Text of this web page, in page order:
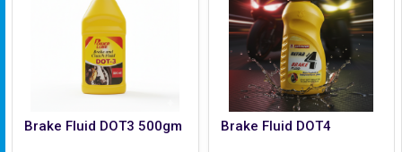
Brake Fluid DOT3 500gm Brake Fluid DOT4